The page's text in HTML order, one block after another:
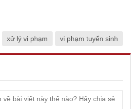
xử lý vi phạm vi phạm tuyển sinh